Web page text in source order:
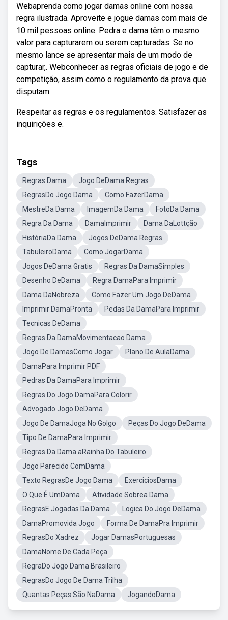
Webaprenda como jogar damas online com nossa
regra ilustrada. Aproveite e jogue damas com mais de
10 mil pessoas online. Pedra e dama têm o mesmo
valor para capturarem ou serem capturadas. Se no
mesmo lance se apresentar mais de um modo de
capturar,. Webconhecer as regras oficiais de jogo e de
competição, assim como o regulamento da prova que
disputam.
Respeitar as regras e os regulamentos. Satisfazer as
inquirições e.
Tags
Regras Dama
Jogo DeDama Regras
RegrasDo Jogo Dama
Como FazerDama
MestreDa Dama
ImagemDa Dama
FotoDa Dama
Regra Da Dama
DamaImprimir
Dama DaLottção
HistóriaDa Dama
Jogos DeDama Regras
TabuleiroDama
Como JogarDama
Jogos DeDama Gratis
Regras Da DamaSimples
Desenho DeDama
Regra DamaPara Imprimir
Dama DaNobreza
Como Fazer Um Jogo DeDama
Imprimir DamaPronta
Pedas Da DamaPara Imprimir
Tecnicas DeDama
Regras Da DamaMovimentacao Dama
Jogo De DamasComo Jogar
Plano De AulaDama
DamaPara Imprimir PDF
Pedras Da DamaPara Imprimir
Regras Do Jogo DamaPara Colorir
Advogado Jogo DeDama
Jogo De DamaJoga No Golgo
Peças Do Jogo DeDama
Tipo De DamaPara Imprimir
Regras Da Dama aRainha Do Tabuleiro
Jogo Parecido ComDama
Texto RegrasDe Jogo Dama
ExerciciosDama
O Que É UmDama
Atividade Sobrea Dama
RegrasE Jogadas Da Dama
Logica Do Jogo DeDama
DamaPromovida Jogo
Forma De DamaPra Imprimir
RegrasDo Xadrez
Jogar DamasPortuguesas
DamaNome De Cada Peça
RegraDo Jogo Dama Brasileiro
RegrasDo Jogo De Dama Trilha
Quantas Peças São NaDama
JogandoDama